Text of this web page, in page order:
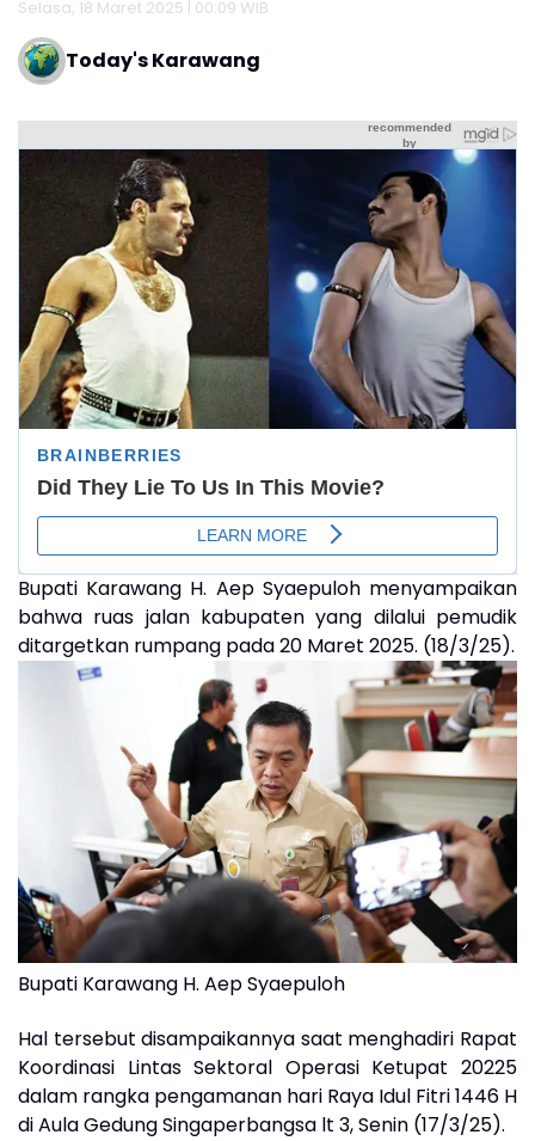
Selasa, 18 Maret 2025 | 00:09 WIB
Today's Karawang
Bupati Karawang H. Aep Syaepuloh menyampaikan
bahwa ruas jalan kabupaten yang dilalui pemudik
ditargetkan rumpang pada 20 Maret 2025. (18/3/25).
Bupati Karawang H. Aep Syaepuloh
Hal tersebut disampaikannya saat menghadiri Rapat
Koordinasi Lintas Sektoral Operasi Ketupat 20225
dalam rangka pengamanan hari Raya Idul Fitri 1446 H
di Aula Gedung Singaperbangsa lt 3, Senin (17/3/25).